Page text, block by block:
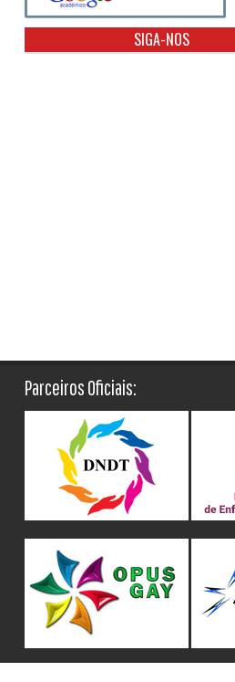
SIGA-NOS
Parceiros Oficiais: